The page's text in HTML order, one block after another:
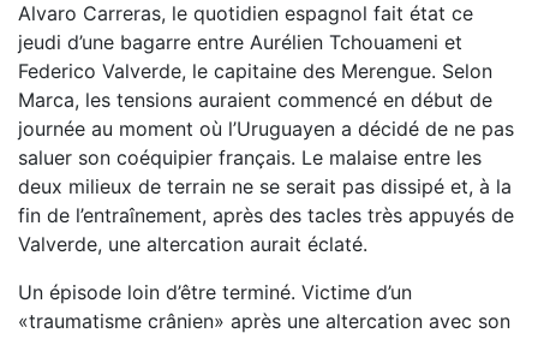
Alvaro Carreras, le quotidien espagnol fait état ce
jeudi d’une bagarre entre Aurélien Tchouameni et
Federico Valverde, le capitaine des Merengue. Selon
Marca, les tensions auraient commencé en début de
journée au moment où l’Uruguayen a décidé de ne pas
saluer son coéquipier français. Le malaise entre les
deux milieux de terrain ne se serait pas dissipé et, à la
fin de l’entraînement, après des tacles très appuyés de
Valverde, une altercation aurait éclaté.
Un épisode loin d’être terminé. Victime d’un
«traumatisme crânien» après une altercation avec son